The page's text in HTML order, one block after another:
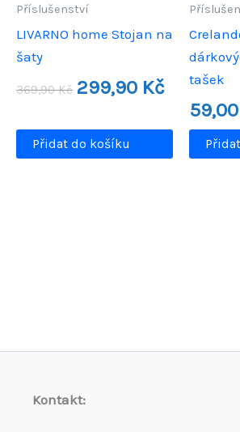
Příslušenství
LIVARNO home Stojan na
šaty
369,90Kč
Původní
cena
369,90 Kč.
299,90 Kč Aktuální
299,90 Kč.
Přidat do košíku
tašek
59,00
Kontakt: